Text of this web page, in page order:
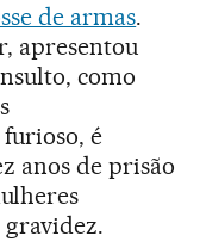
de armas.
apresentou
como
é
anos de prisão
gravidez.